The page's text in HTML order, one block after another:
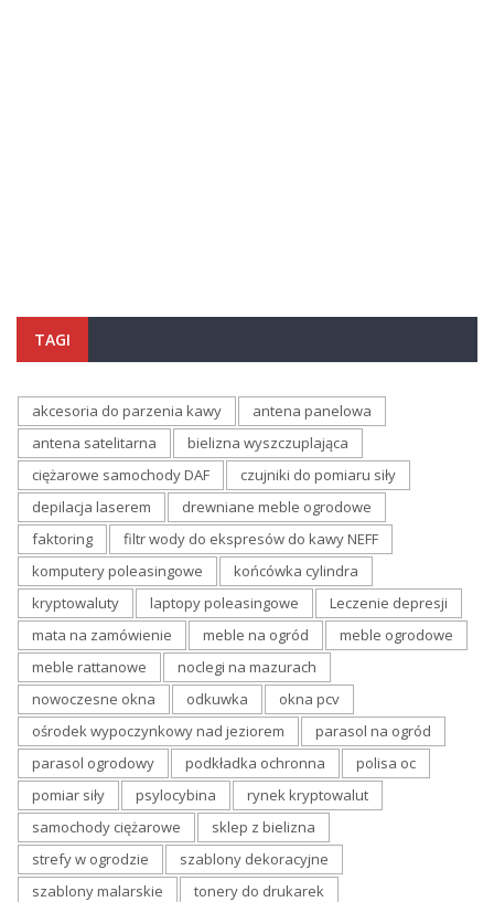
TAGI
akcesoria do parzenia kawy
antena panelowa
antena satelitarna
bielizna wyszczuplająca
ciężarowe samochody DAF
czujniki do pomiaru siły
depilacja laserem
drewniane meble ogrodowe
faktoring
filtr wody do ekspresów do kawy NEFF
komputery poleasingowe
końcówka cylindra
kryptowaluty
laptopy poleasingowe
Leczenie depresji
mata na zamówienie
meble na ogród
meble ogrodowe
meble rattanowe
noclegi na mazurach
nowoczesne okna
odkuwka
okna pcv
ośrodek wypoczynkowy nad jeziorem
parasol na ogród
parasol ogrodowy
podkładka ochronna
polisa oc
pomiar siły
psylocybina
rynek kryptowalut
samochody ciężarowe
sklep z bielizna
strefy w ogrodzie
szablony dekoracyjne
szablony malarskie
tonery do drukarek